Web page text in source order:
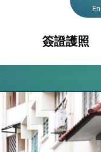
簽證護照
領務服務簡
簽證
陸港澳人士
國家相關資
消保及性平
構